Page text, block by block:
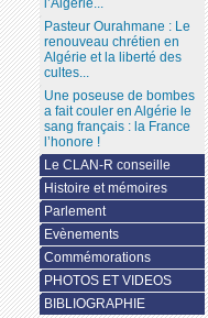
l’Algérie...
Pasteur Ourahmane : Le
renouveau chrétien en
Algérie et la liberté des
cultes...
Une poseuse de bombes
a fait couler en Algérie le
sang français : la France
l’honore !
Le CLAN-R conseille
Histoire et mémoires
Parlement
Evènements
Commémorations
PHOTOS ET VIDEOS
BIBLIOGRAPHIE